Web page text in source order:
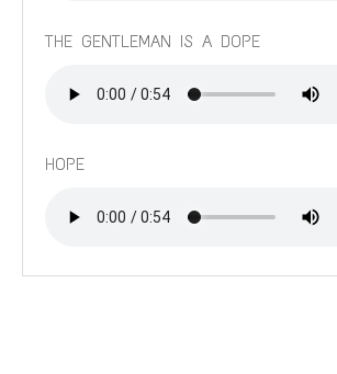
THE GENTLEMAN IS A DOPE
HOPE